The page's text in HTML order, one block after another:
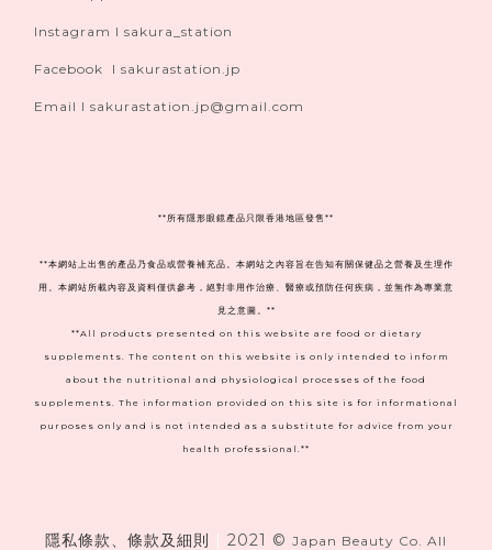
Instagram I sakura_station
Facebook I sakurastation.jp
Email I sakurastation.jp@gmail.com
** 所有隱形眼鏡產品只限香港地區發售**
**本網站上出售的產品乃食品或營養補充品。本網站之內容旨在告知有關保健品之營養及生理作
用。本網站所載內容及資料僅供參考，絕對非用作治療、醫療或預防任何疾病，並無作為專業意
見之意圖。**
**All products presented on this website are food or dietary
supplements. The content on this website is only intended to inform
about the nutritional and physiological processes of the food
supplements. The information provided on this site is for informational
purposes only and is not intended as a substitute for advice from your
health professional.**
隱私條款、條款及細則 2021 © Japan Beauty Co. All